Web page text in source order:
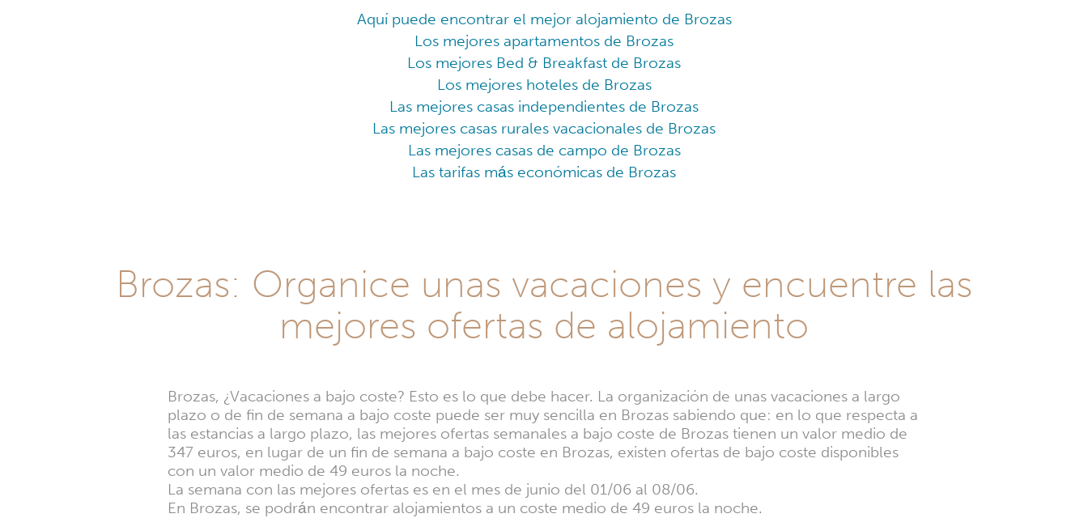
Aquí puede encontrar el mejor alojamiento de Brozas
Los mejores apartamentos de Brozas
Los mejores Bed & Breakfast de Brozas
Los mejores hoteles de Brozas
Las mejores casas independientes de Brozas
Las mejores casas rurales vacacionales de Brozas
Las mejores casas de campo de Brozas
Las tarifas más económicas de Brozas
Brozas: Organice unas vacaciones y encuentre las
mejores ofertas de alojamiento
Brozas, ¿Vacaciones a bajo coste? Esto es lo que debe hacer. La organización de unas vacaciones a largo
plazo o de fin de semana a bajo coste puede ser muy sencilla en Brozas sabiendo que: en lo que respecta a
las estancias a largo plazo, las mejores ofertas semanales a bajo coste de Brozas tienen un valor medio de
347 euros, en lugar de un fin de semana a bajo coste en Brozas, existen ofertas de bajo coste disponibles
con un valor medio de 49 euros la noche.
La semana con las mejores ofertas es en el mes de junio del 01/06 al 08/06.
En Brozas, se podrán encontrar alojamientos a un coste medio de 49 euros la noche.